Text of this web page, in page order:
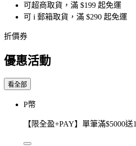
可超商取貨，滿 $199 起免運
可 i 郵箱取貨，滿 $290 起免運
折價券
優惠活動
看全部
P幣
【限全盈+PAY】單筆滿$5000送